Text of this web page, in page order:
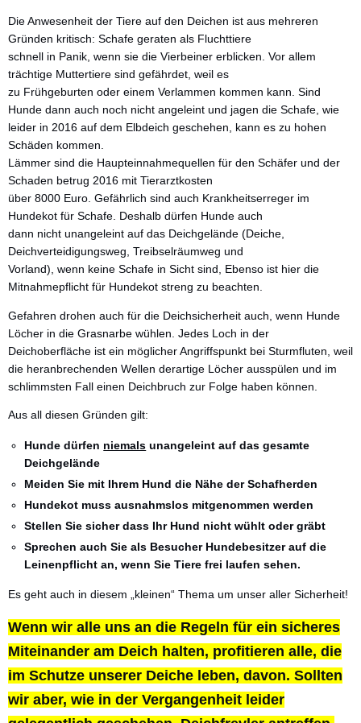
Die Anwesenheit der Tiere auf den Deichen ist aus mehreren
Gründen kritisch: Schafe geraten als Fluchttiere
schnell in Panik, wenn sie die Vierbeiner erblicken. Vor allem
trächtige Muttertiere sind gefährdet, weil es
zu Frühgeburten oder einem Verlammen kommen kann. Sind
Hunde dann auch noch nicht angeleint und jagen die Schafe, wie
leider in 2016 auf dem Elbdeich geschehen, kann es zu hohen
Schäden kommen.
Lämmer sind die Haupteinnahmequellen für den Schäfer und der
Schaden betrug 2016 mit Tierarztkosten
über 8000 Euro. Gefährlich sind auch Krankheitserreger im
Hundekot für Schafe. Deshalb dürfen Hunde auch
dann nicht unangeleint auf das Deichgelände (Deiche,
Deichverteidigungsweg, Treibselräumweg und
Vorland), wenn keine Schafe in Sicht sind, Ebenso ist hier die
Mitnahmepflicht für Hundekot streng zu beachten.
Gefahren drohen auch für die Deichsicherheit auch, wenn Hunde
Löcher in die Grasnarbe wühlen. Jedes Loch in der
Deichoberfläche ist ein möglicher Angriffspunkt bei Sturmfluten, weil
die heranbrechenden Wellen derartige Löcher ausspülen und im
schlimmsten Fall einen Deichbruch zur Folge haben können.
Aus all diesen Gründen gilt:
Hunde dürfen niemals unangeleint auf das gesamte
Deichgelände
Meiden Sie mit Ihrem Hund die Nähe der Schafherden
Hundekot muss ausnahmslos mitgenommen werden
Stellen Sie sicher dass Ihr Hund nicht wühlt oder gräbt
Sprechen auch Sie als Besucher Hundebesitzer auf die
Leinenpflicht an, wenn Sie Tiere frei laufen sehen.
Es geht auch in diesem „kleinen“ Thema um unser aller Sicherheit!
Wenn wir alle uns an die Regeln für ein sicheres
Miteinander am Deich halten, profitieren alle, die
im Schutze unserer Deiche leben, davon. Sollten
wir aber, wie in der Vergangenheit leider